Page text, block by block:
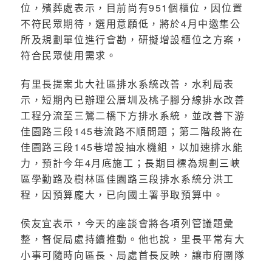
位，殯葬處表示，目前尚有951個櫃位，因位置
不符民眾期待，選用意願低，將於4月中邀集公
所及規劃單位進行會勘，研擬增設櫃位之方案，
符合民眾使用需求。
有里長提案北大社區排水系統改善，水利局表
示，短期內已辦理公厝圳及桃子腳分線排水改善
工程分流至三鶯二橋下方排水系統，並改善下游
佳園路三段145巷流路不順問題；第二階段將在
佳園路三段145巷增設抽水機組，以加速排水能
力，預計今年4月底施工；長期目標為規劃三峽
區學勤路及樹林區佳園路三段排水系統分洪工
程，因預算龐大，已向國土署爭取預算中。
侯友宜表示，今天的座談會將各項列管議題彙
整，督促局處持續推動。他也說，里長平常有大
小事可隨時向區長、局處首長反映，讓市府團隊